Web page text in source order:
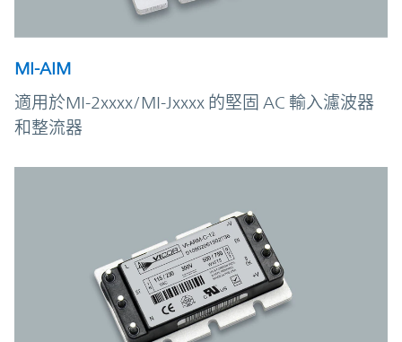
MI-AIM
適用於MI-2xxxx/MI-Jxxxx 的堅固 AC 輸入濾波器
和整流器